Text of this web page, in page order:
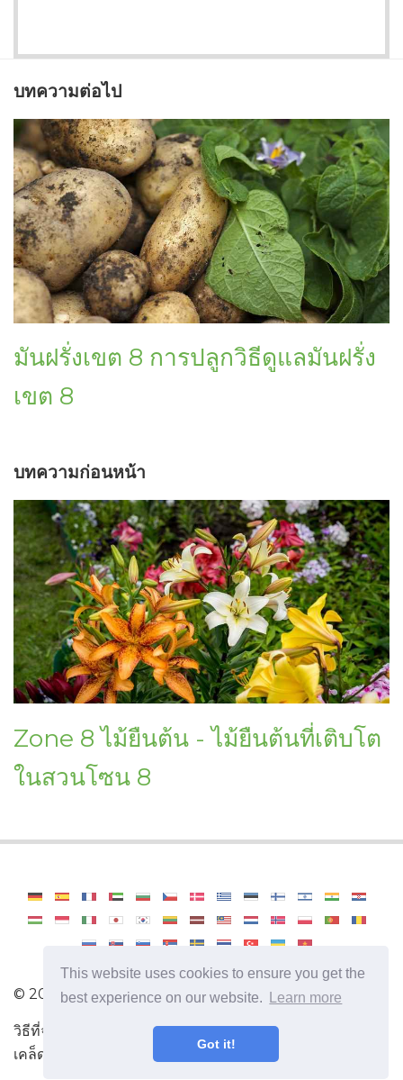
This website uses cookies to ensure you get the
best experience on our website.
Learn more
Got it!
บทความต่อไป
มันฝรั่งเขต 8 การปลูกวิธีดูแลมันฝรั่ง
เขต 8
บทความก่อนหน้า
Zone 8 ไม้ยืนต้น - ไม้ยืนต้นที่เติบโต
ในสวนโซน 8
© 2026Haenselblatt
วิธีที่จะเป็นนักทำสวนมืออาชีพ ข้อมูลที่เป็นประโยชน์และ
เคล็ดลับสำหรับการดูแลพืช สารานุกรมการทำสวน